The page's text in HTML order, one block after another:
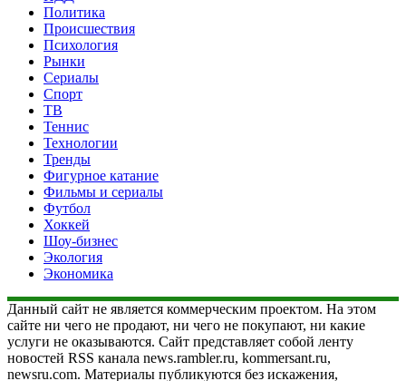
Политика
Происшествия
Психология
Рынки
Сериалы
Спорт
ТВ
Теннис
Технологии
Тренды
Фигурное катание
Фильмы и сериалы
Футбол
Хоккей
Шоу-бизнес
Экология
Экономика
Данный сайт не является коммерческим проектом. На этом
сайте ни чего не продают, ни чего не покупают, ни какие
услуги не оказываются. Сайт представляет собой ленту
новостей RSS канала news.rambler.ru, kommersant.ru,
newsru.com. Материалы публикуются без искажения,